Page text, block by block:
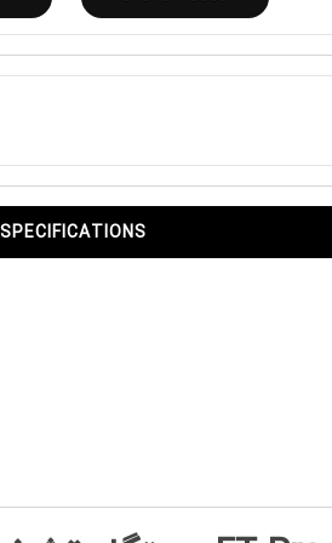
SPECIFICATIONS